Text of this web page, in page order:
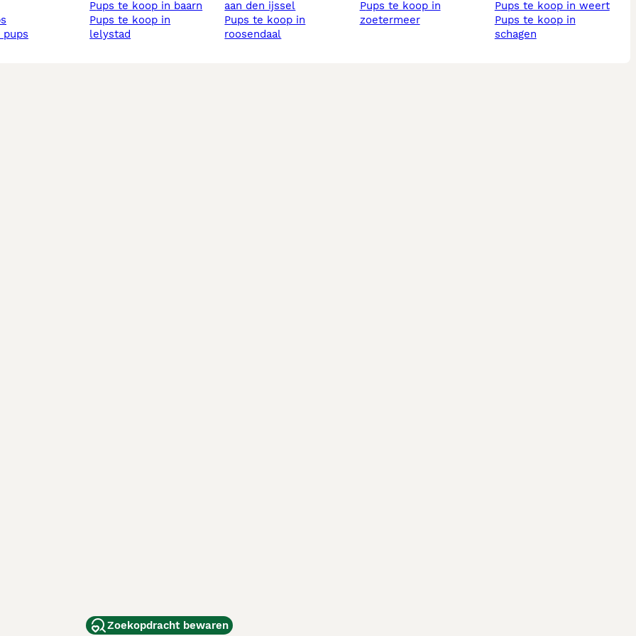
pups
pups te koop in baarn
pups te koop in
lelystad
aan den ijssel
pups te koop in
roosendaal
pups te koop in
zoetermeer
pups te koop in weert
pups te koop in
schagen
Zoekopdracht bewaren